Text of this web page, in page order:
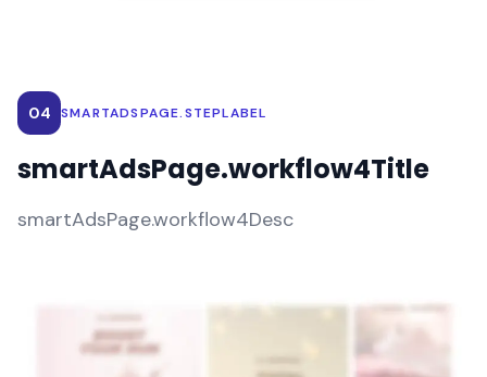
04 SMARTADSPAGE.STEPLABEL
smartAdsPage.workflow4Title
smartAdsPage.workflow4Desc